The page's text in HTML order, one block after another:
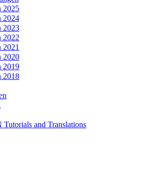
2025
2024
2023
2022
2020
2019
2018
and Translations